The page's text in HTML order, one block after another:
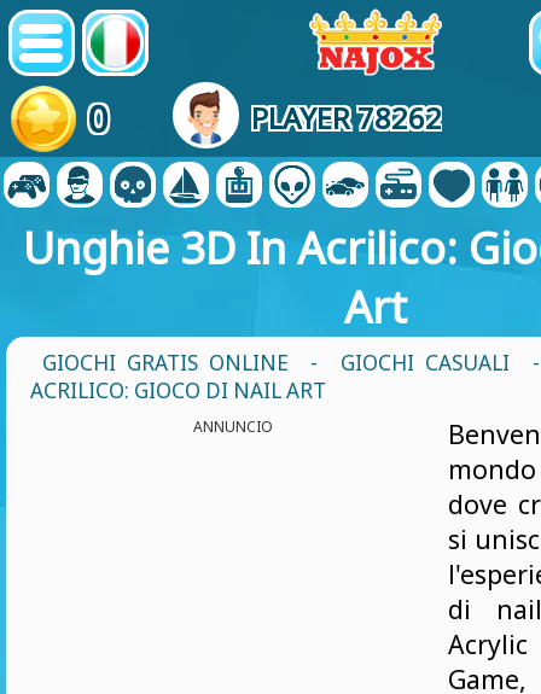
0 PLAYER 78262
Unghie 3D In Acrilico:
Art
GIOCHI GRATIS ONLINE - GIOCHI CASUALI
ACRILICO: GIOCO DI NAIL ART
ANNUNCIO
dove
si
di